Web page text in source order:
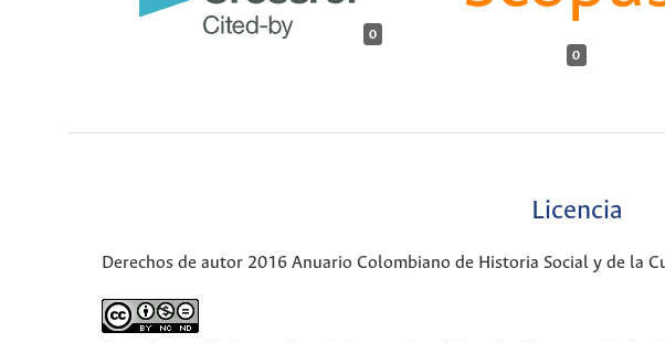
0
0
Licencia
Derechos de autor 2016 Anuario Colombiano de Historia Social y de la